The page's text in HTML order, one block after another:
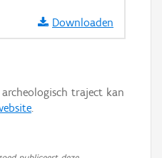
Downloaden
traject kan
.